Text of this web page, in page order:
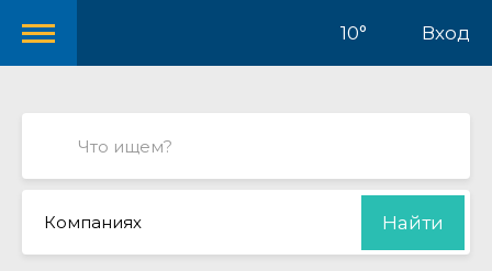
10° Вход
Компаниях Найти